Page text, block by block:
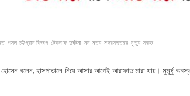
গসল চট্টগ্রাম বিভাগ টেকনাফ দুর্ঘটনা নম মতয মদরসছতরর মৃত্যু সকত
বলেন, হাসপাতালে নিয়ে আসার আগেই আরাফাত মারা যায়। মুমূর্ষু